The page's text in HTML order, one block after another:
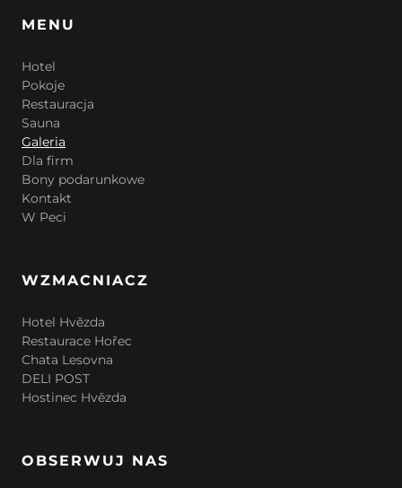
MENU
Hotel
Pokoje
Restauracja
Sauna
Galeria
Dla firm
Bony podarunkowe
Kontakt
W Peci
WZMACNIACZ
Hotel Hvězda
Restaurace Hořec
Chata Lesovna
DELI POST
Hostinec Hvězda
OBSERWUJ NAS